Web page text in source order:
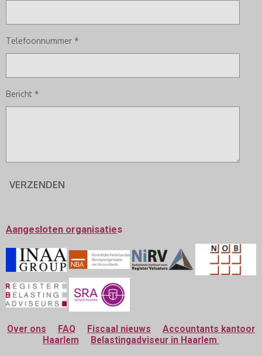
Telefoonnummer *
Bericht *
VERZENDEN
Aangesloten organisaties
Over ons FAQ Fiscaal nieuws
Accountants kantoor
Haarlem
Belastingadviseur in Haarlem